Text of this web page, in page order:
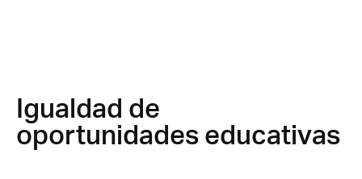
Igualdad de
oportunidades educativas